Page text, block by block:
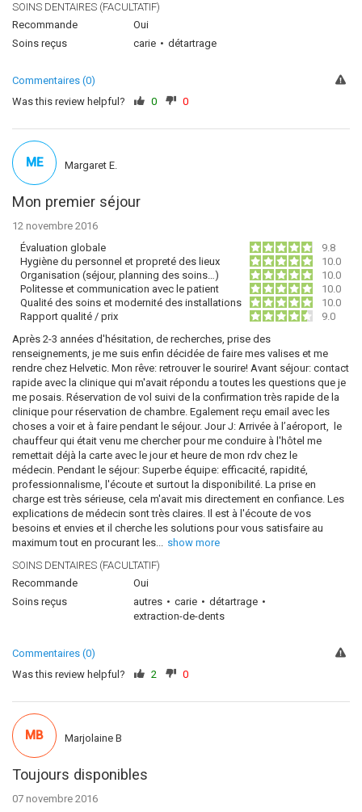
SOINS DENTAIRES (FACULTATIF)
Recommande
Oui
Soins reçus
carie détartrage
Commentaires (0)
Was this review helpful?
0 0
Mon premier séjour
12 novembre 2016
Évaluation globale
9.8
Hygiène du personnel et propreté des lieux
10.0
Organisation (séjour, planning des soins…)
10.0
Politesse et communication avec le patient
10.0
Qualité des soins et modernité des installations
10.0
Rapport qualité / prix
9.0
Après 2-3 années d'hésitation, de recherches, prise des
renseignements, je me suis enfin décidée de faire mes valises et me
rendre chez Helvetic. Mon rêve: retrouver le sourire! Avant séjour: contact
rapide avec la clinique qui m'avait répondu a toutes les questions que je
me posais. Réservation de vol suivi de la confirmation très rapide de la
clinique pour réservation de chambre. Egalement reçu email avec les
choses a voir et à faire pendant le séjour. Jour J: Arrivée à l’aéroport, le
chauffeur qui était venu me chercher pour me conduire à l'hôtel me
remettait déjà la carte avec le jour et heure de mon rdv chez le
médecin. Pendant le séjour: Superbe équipe: efficacité, rapidité,
professionnalisme, l'écoute et surtout la disponibilité. La prise en
charge est très sérieuse, cela m'avait mis directement en confiance. Les
explications de médecin sont très claires. Il est à l'écoute de vos
besoins et envies et il cherche les solutions pour vous satisfaire au
maximum tout en procurant les
show more
SOINS DENTAIRES (FACULTATIF)
Recommande
Oui
Soins reçus
autres carie
détartrage
extraction-de-dents
ME Margaret E.
Commentaires (0)
Was this review helpful?
2 0
Toujours disponibles
07 novembre 2016
MB Marjolaine B